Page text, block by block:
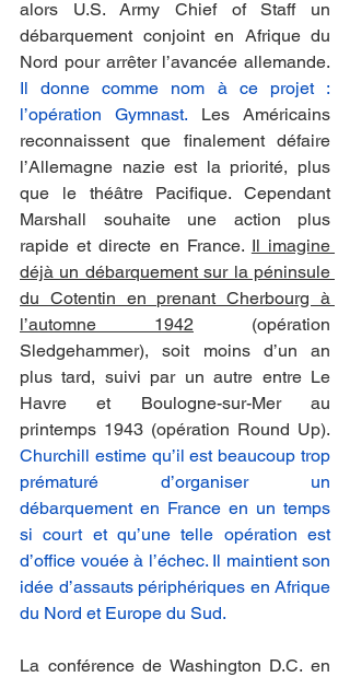
alors U.S. Army Chief of Staff un
débarquement conjoint en Afrique du
Il donne comme nom à ce projet :
l’opération Gymnast. Les Américains
reconnaissent que finalement défaire
l’Allemagne nazie est la priorité, plus
que le théâtre Pacifique. Cependant
Marshall souhaite une action plus
rapide et directe en France. Il imagine
déjà un débarquement sur la péninsule
du Cotentin en prenant Cherbourg à
l’automne 1942 (opération
Sledgehammer), soit moins d’un an
plus tard, suivi par un autre entre Le
Havre et Boulogne-sur-Mer au
Churchill estime qu’il est beaucoup trop
prématuré d’organiser un
débarquement en France en un temps
si court et qu’une telle opération est
d’office vouée à l’échec. Il maintient son
idée d’assauts périphériques en Afrique
du Nord et Europe du Sud.
La conférence de Washington D.C. en